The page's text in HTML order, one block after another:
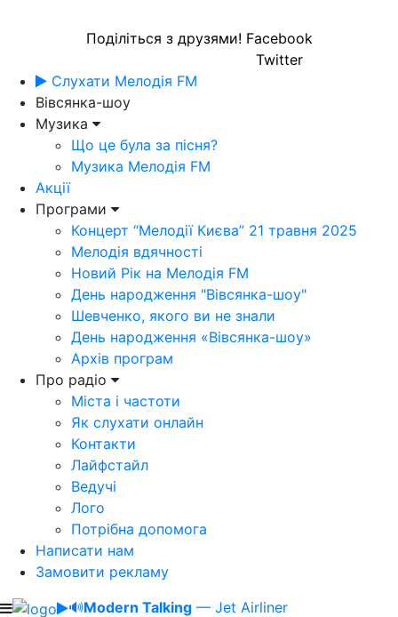
Поділіться з друзями! Facebook
Twitter
Слухати Мелодія FM
Вівсянка-шоу
Музика
Що це була за пісня?
Музика Мелодія FM
Акції
Програми
Концерт “Мелодії Києва” 21 травня 2025
Мелодія вдячності
Новий Рік на Мелодія FM
День народження "Вівсянка-шоу"
Шевченко, якого ви не знали
День народження «Вівсянка-шоу»
Архів програм
Про радіо
Міста і частоти
Як слухати онлайн
Контакти
Лайфстайл
Ведучі
Лого
Потрібна допомога
Написати нам
Замовити рекламу
🔊Modern Talking — Jet Airliner